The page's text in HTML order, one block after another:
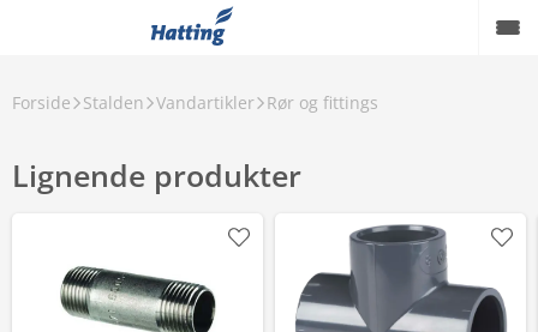
Forside Stalden Vandartikler Rør og fittings
Lignende produkter